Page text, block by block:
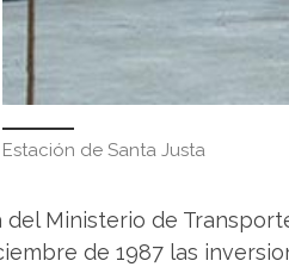
Estación de Santa Justa
Ministerio de
de 1987 las